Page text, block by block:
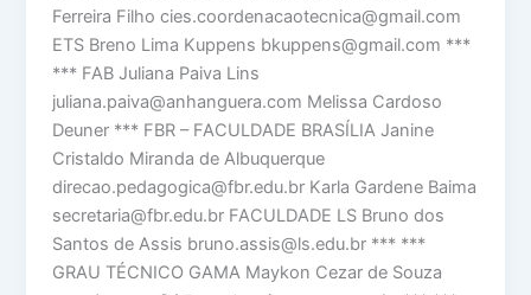
Ferreira Filho cies.coordenacaotecnica@gmail.com
ETS Breno Lima Kuppens bkuppens@gmail.com ***
*** FAB Juliana Paiva Lins
juliana.paiva@anhanguera.com Melissa Cardoso
Deuner *** FBR – FACULDADE BRASÍLIA Janine
Cristaldo Miranda de Albuquerque
direcao.pedagogica@fbr.edu.br Karla Gardene Baima
secretaria@fbr.edu.br FACULDADE LS Bruno dos
Santos de Assis bruno.assis@ls.edu.br *** ***
GRAU TÉCNICO GAMA Maykon Cezar de Souza